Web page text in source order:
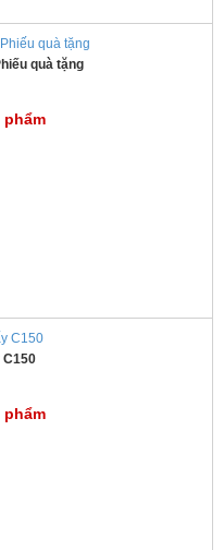
quà tặng
phẩm
phẩm